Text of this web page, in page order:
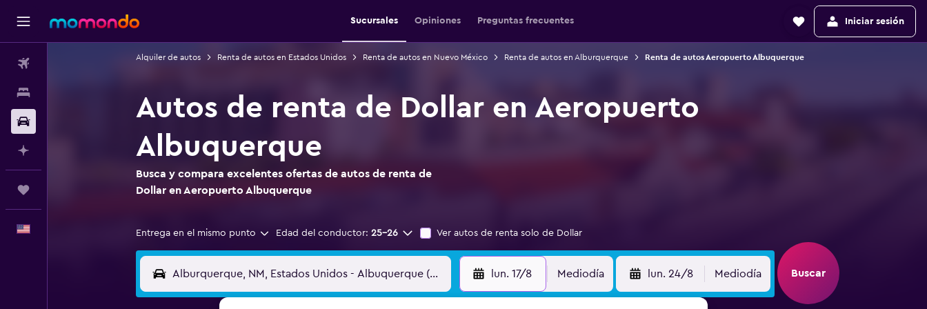
Sucursales Opiniones Preguntas frecuentes Iniciar sesión
Alquiler de autos Renta de autos en Estados Unidos Renta de autos en Nuevo México Renta de autos en Alburquerque Renta de autos Aeropuerto Albuquerque
Autos de renta de Dollar en Aeropuerto
Albuquerque
Busca y compara excelentes ofertas de autos de renta de
Dollar en Aeropuerto Albuquerque
Entrega en el mismo punto Edad del conductor: 25-26 Ver autos de renta solo de Dollar
lun. 17/8 Mediodía lun. 24/8 Mediodía Buscar